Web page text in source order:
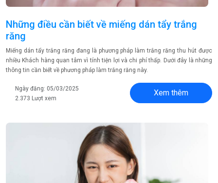
Những điều cần biết về miếng dán tẩy trắng
răng
Miếng dán tẩy trắng răng đang là phương pháp làm trắng răng thu hút được
nhiều Khách hàng quan tâm vì tính tiện lợi và chi phí thấp. Dưới đây là những
thông tin cần biết về phương pháp làm trắng răng này.
Ngày đăng: 05/03/2025
2.373 Lượt xem
Xem thêm